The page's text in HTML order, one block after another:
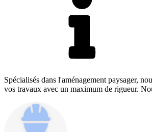
Spécialisés dans l'aménagement paysager,
vos travaux avec un maximum de rigueur.